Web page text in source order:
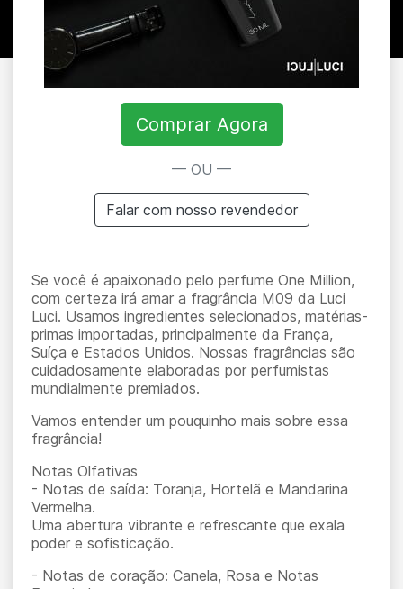
Comprar Agora
— OU —
Falar com nosso revendedor
Se você é apaixonado pelo perfume One Million,
com certeza irá amar a fragrância M09 da Luci
Luci. Usamos ingredientes selecionados, matérias-
primas importadas, principalmente da França,
Suíça e Estados Unidos. Nossas fragrâncias são
cuidadosamente elaboradas por perfumistas
mundialmente premiados.
Vamos entender um pouquinho mais sobre essa
fragrância!
Notas Olfativas
- Notas de saída: Toranja, Hortelã e Mandarina
Vermelha.
Uma abertura vibrante e refrescante que exala
poder e sofisticação.
- Notas de coração: Canela, Rosa e Notas